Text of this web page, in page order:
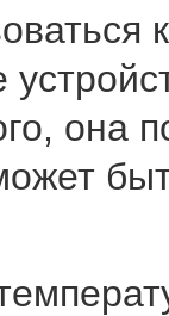
она